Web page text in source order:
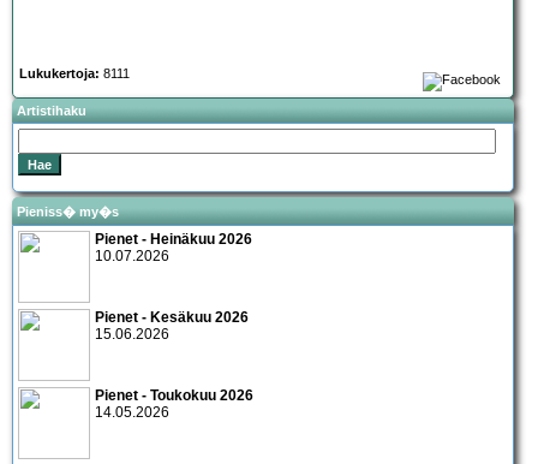
Lukukertoja: 8111
Artistihaku
Pieniss� my�s
Pienet - Heinäkuu 2026
10.07.2026
Pienet - Kesäkuu 2026
15.06.2026
Pienet - Toukokuu 2026
14.05.2026